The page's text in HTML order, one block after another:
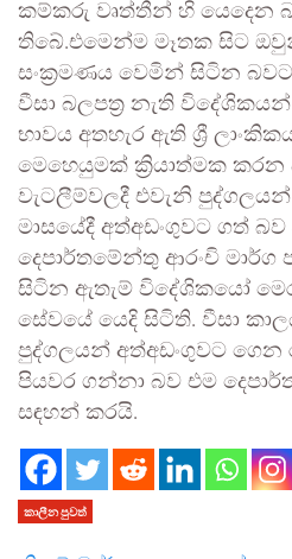
කම්කරු වෘත්තීන් හි යෙදෙන
තිබේ.එමෙන්ම මෑතක සිට
සංක්‍රමණය වෙමින් සිටින බවට
වීසා බලපත්‍ර නැති
භාවය අතහැර ඇති ශ්‍රී
මෙහෙයුමක් ක්‍රියාත්මක කරන
වැටලීම්වලදී එවැනි
මාසයේදී අත්අඩංගුවට ගත්
දෙපාර්තමේන්තු ආරංචි මාර්ග
සිටින ඇතැම් විදේශිකයෝ
සේවයේ යෙදි සිටිති. වීසා
පුද්ගලයන් අත්අඩංගුවට
පියවර ගන්නා බව එම
සඳහන් කරයි.
කාලීන පුවත්